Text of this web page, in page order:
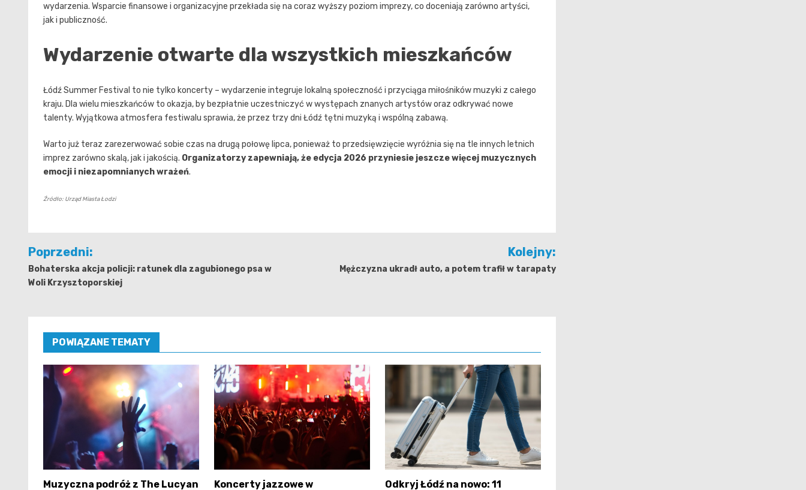
wydarzenia. Wsparcie finansowe i organizacyjne przekłada się na coraz wyższy poziom imprezy, co doceniają zarówno artyści,
jak i publiczność.
Wydarzenie otwarte dla wszystkich mieszkańców
Łódź Summer Festival to nie tylko koncerty – wydarzenie integruje lokalną społeczność i przyciąga miłośników muzyki z całego
kraju. Dla wielu mieszkańców to okazja, by bezpłatnie uczestniczyć w występach znanych artystów oraz odkrywać nowe
talenty. Wyjątkowa atmosfera festiwalu sprawia, że przez trzy dni Łódź tętni muzyką i wspólną zabawą.
Warto już teraz zarezerwować sobie czas na drugą połowę lipca, ponieważ to przedsięwzięcie wyróżnia się na tle innych letnich
imprez zarówno skalą, jak i jakością. Organizatorzy zapewniają, że edycja 2026 przyniesie jeszcze więcej muzycznych
emocji i niezapomnianych wrażeń.
Źródło: Urząd Miasta Łodzi
Nawigacja
wpisu
Poprzedni:
Bohaterska akcja policji: ratunek dla zagubionego psa w
Woli Krzysztoporskiej
Kolejny:
Mężczyzna ukradł auto, a potem trafił w tarapaty
POWIĄZANE TEMATY
Muzyczna podróż z The Lucyan Koncerty jazzowe w Odkryj Łódź na nowo: 11